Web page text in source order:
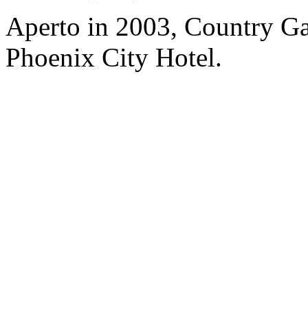
Aperto in 2003, Country
Phoenix City Hotel.